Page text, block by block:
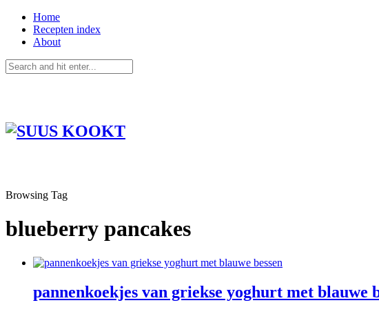
Home
Recepten index
About
Browsing Tag
blueberry pancakes
pannenkoekjes van griekse yoghurt met blauwe